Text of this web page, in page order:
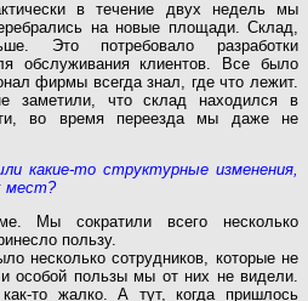
в течение двух недель мы
на новые площади. Склад,
Это потребовало разработки
обслуживания клиентов. Все было
фирмы всегда знал, где что лежит.
заметили, что склад находился в
во время переезда мы даже не
какие-то структурные изменения,
мест?
Мы сократили всего несколько
пользу.
несколько сотрудников, которые не
особой пользы мы от них не видели.
то жалко. А тут, когда пришлось